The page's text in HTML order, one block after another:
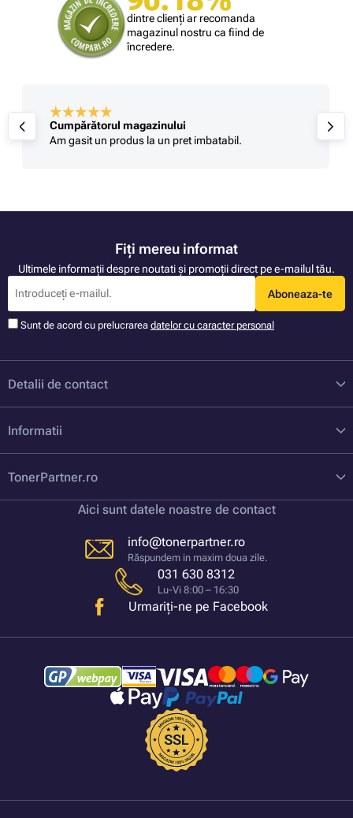
dintre clienți ar recomanda
magazinul nostru ca fiind de
încredere.
Cumpărătorul magazinului
Am gasit un produs la un pret imbatabil.
Fiți mereu informat
Ultimele informații despre noutati și promoții direct pe e-mailul tău.
Aboneaza-te
Sunt de acord cu prelucrarea datelor cu caracter personal
Detalii de contact
Informatii
TonerPartner.ro
Aici sunt datele noastre de contact
info@tonerpartner.ro
Răspundem in maxim doua zile.
031 630 8312
Lu-Vi 8:00 – 16:30
Urmariți-ne pe Facebook